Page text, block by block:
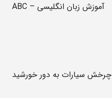
آموزش زبان انگلیسی – ABC
چرخش سیارات به دور خورشید